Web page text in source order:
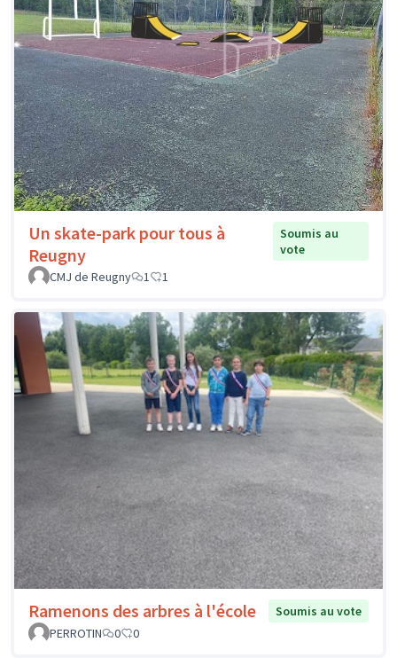
Un skate-park pour tous à
Reugny
Soumis au
vote
CMJ de Reugny
1 1
Ramenons des arbres à l'école
Soumis au vote
PERROTIN
0 0